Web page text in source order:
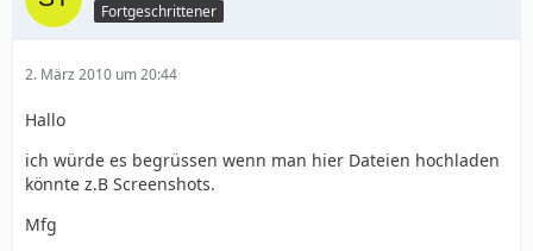
Fortgeschrittener
2. März 2010 um 20:44
Hallo
ich würde es begrüssen wenn man hier Dateien hochladen
könnte z.B Screenshots.
Mfg